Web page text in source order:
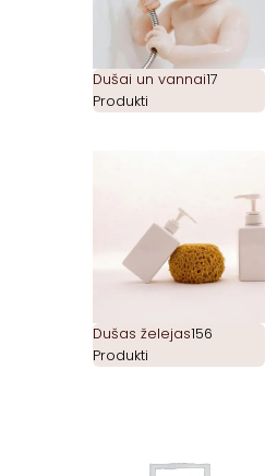
Dušai un vannai17
Produkti
Dušas želejas156
Produkti